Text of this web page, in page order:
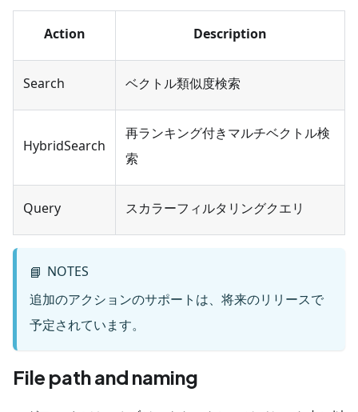
Action Description
Search ベクトル類似度検索
HybridSearch
再ランキング付きマルチベクトル検
索
Query スカラーフィルタリングクエリ
📘 NOTES
追加のアクションのサポートは、将来のリリースで
予定されています。
File path and naming